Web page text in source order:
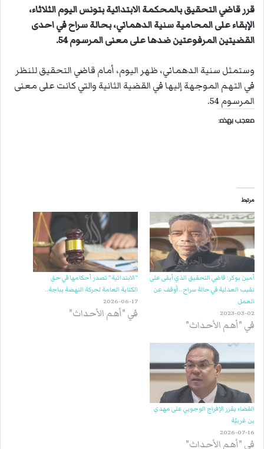
ا
قرر قاضي التحقيق بالمحكمة الابتدائية بتونس اليوم الثلاثاء،
الإبقاء على المحامية سنية الدهماني، بحالة سراح في احدى
القضيتين المرفوعتين ضدها على معنى المرسوم 54.
وستمثل سنية الدهماني، ظهر اليوم، أمام قاضي التحقيق للنظر
في التهم الموجهة إليها في القضية الثانية والتي كانت على معنى
المرسوم 54.
معجب بهذه:
مرتبط
أمين بوكر: قاضي التحقيق الذي أبقى على
نقيب العدلية في حالة سراح.. أوقف عن
العمل
2023-03-02
في "أهم الأحداث"
“الابتدائية” تصدر أحكامها في حق
الكتابة العامة لحركة النهضة بباجة..
2026-06-17
في "أهم الأحداث"
القضاء يقرر الإفراج الوجوبي على مهدي
بن غربيّة
2026-07-16
في "أهم الأحداث"